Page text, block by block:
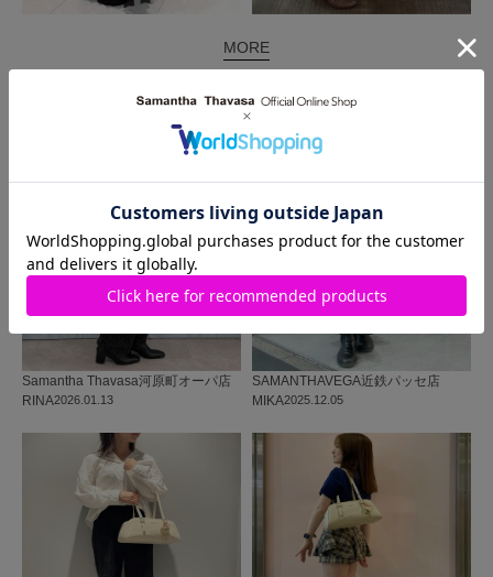
MORE
同じ商品を使った コーディネート
2026.01.13
Samantha Thavasa河原町オーパ店
RINA
2025.12.05
SAMANTHAVEGA近鉄パッセ店
MIKA